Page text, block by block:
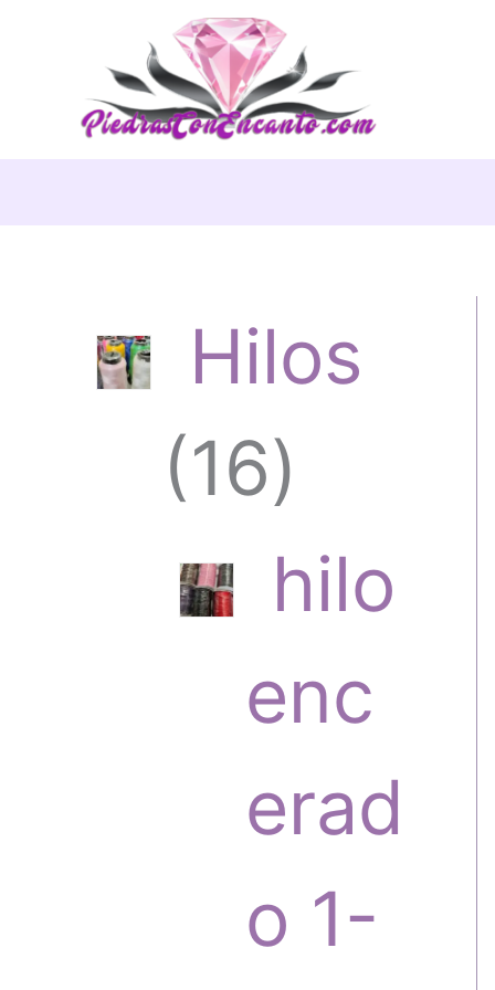
Hilos
161
6
p
r
o
hilo
enc
erad
o 1-